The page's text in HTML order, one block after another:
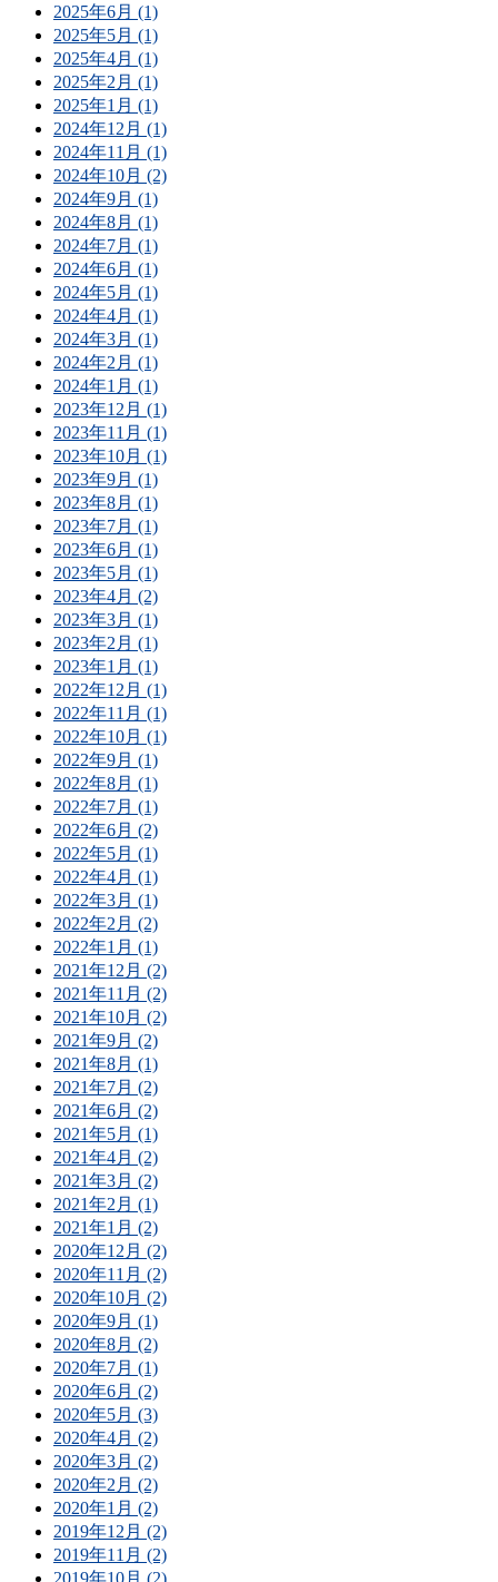
2025年6月 (1)
2025年5月 (1)
2025年4月 (1)
2025年2月 (1)
2025年1月 (1)
2024年12月 (1)
2024年11月 (1)
2024年10月 (2)
2024年9月 (1)
2024年8月 (1)
2024年7月 (1)
2024年6月 (1)
2024年5月 (1)
2024年4月 (1)
2024年3月 (1)
2024年2月 (1)
2024年1月 (1)
2023年12月 (1)
2023年11月 (1)
2023年10月 (1)
2023年9月 (1)
2023年8月 (1)
2023年7月 (1)
2023年6月 (1)
2023年5月 (1)
2023年4月 (2)
2023年3月 (1)
2023年2月 (1)
2023年1月 (1)
2022年12月 (1)
2022年11月 (1)
2022年10月 (1)
2022年9月 (1)
2022年8月 (1)
2022年7月 (1)
2022年6月 (2)
2022年5月 (1)
2022年4月 (1)
2022年3月 (1)
2022年2月 (2)
2022年1月 (1)
2021年12月 (2)
2021年11月 (2)
2021年10月 (2)
2021年9月 (2)
2021年8月 (1)
2021年7月 (2)
2021年6月 (2)
2021年5月 (1)
2021年4月 (2)
2021年3月 (2)
2021年2月 (1)
2021年1月 (2)
2020年12月 (2)
2020年11月 (2)
2020年10月 (2)
2020年9月 (1)
2020年8月 (2)
2020年7月 (1)
2020年6月 (2)
2020年5月 (3)
2020年4月 (2)
2020年3月 (2)
2020年2月 (2)
2020年1月 (2)
2019年12月 (2)
2019年11月 (2)
2019年10月 (2)